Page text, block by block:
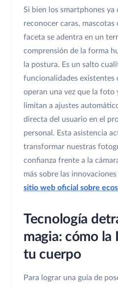
Si bien los smartphones ya
reconocer caras, mascotas
faceta se adentra en un
comprensión de la forma
la postura. Es un salto
funcionalidades existentes
operan una vez que la foto
limitan a ajustes
directa del usuario en el
personal. Esta asistencia
transformar nuestras
confianza frente a la
más sobre las
sitio web oficial sobre
Tecnología
magia: cómo la
tu cuerpo
Para lograr una guía de